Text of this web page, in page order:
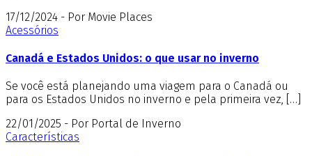
17/12/2024 - Por Movie Places
Acessórios
Canadá e Estados Unidos: o que usar no inverno
Se você está planejando uma viagem para o Canadá ou
para os Estados Unidos no inverno e pela primeira vez, […]
22/01/2025 - Por Portal de Inverno
Características